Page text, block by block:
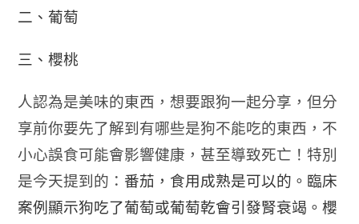
二、葡萄
三、櫻桃
人認為是美味的東西，想要跟狗一起分享，但分
享前你要先了解到有哪些是狗不能吃的東西，不
小心誤食可能會影響健康，甚至導致死亡！特別
是今天提到的： 番茄，食用成熟是可以的。 臨床
案例顯示狗吃了葡萄或葡萄乾會引發腎衰竭。櫻